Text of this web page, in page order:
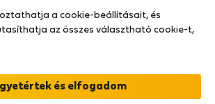
ebben az ingatlanban a
- Jol
a cookie-beállításait, és
az összes választható cookie-t,